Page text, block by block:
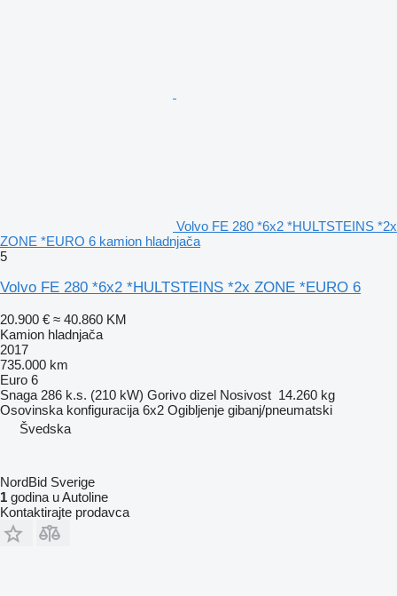
Volvo FE 280 *6x2 *HULTSTEINS *2x
ZONE *EURO 6 kamion hladnjača
5
Volvo FE 280 *6x2 *HULTSTEINS *2x ZONE *EURO 6
20.900 € ≈ 40.860 KM
Kamion hladnjača
2017
735.000 km
Euro 6
Snaga 286 k.s. (210 kW) Gorivo dizel Nosivost 14.260 kg
Osovinska konfiguracija 6x2 Ogibljenje gibanj/pneumatski
Švedska
NordBid Sverige
1 godina u Autoline
Kontaktirajte prodavca